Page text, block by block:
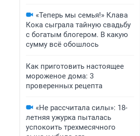
«Теперь мы семья!» Клава
Кока сыграла тайную свадьбу
с богатым блогером. В какую
сумму всё обошлось
Как приготовить настоящее
мороженое дома: 3
проверенных рецепта
«Не рассчитала силы»: 18-
летняя ужурка пыталась
успокоить трехмесячного